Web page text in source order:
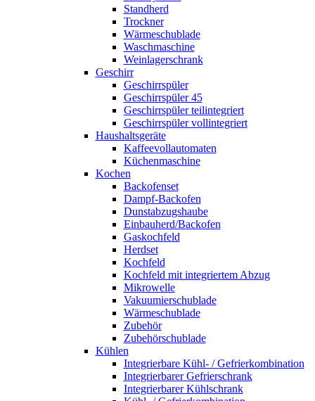
Standherd
Trockner
Wärmeschublade
Waschmaschine
Weinlagerschrank
Geschirr
Geschirrspüler
Geschirrspüler 45
Geschirrspüler teilintegriert
Geschirrspüler vollintegriert
Haushaltsgeräte
Kaffeevollautomaten
Küchenmaschine
Kochen
Backofenset
Dampf-Backofen
Dunstabzugshaube
Einbauherd/Backofen
Gaskochfeld
Herdset
Kochfeld
Kochfeld mit integriertem Abzug
Mikrowelle
Vakuumierschublade
Wärmeschublade
Zubehör
Zubehörschublade
Kühlen
Integrierbare Kühl- / Gefrierkombination
Integrierbarer Gefrierschrank
Integrierbarer Kühlschrank